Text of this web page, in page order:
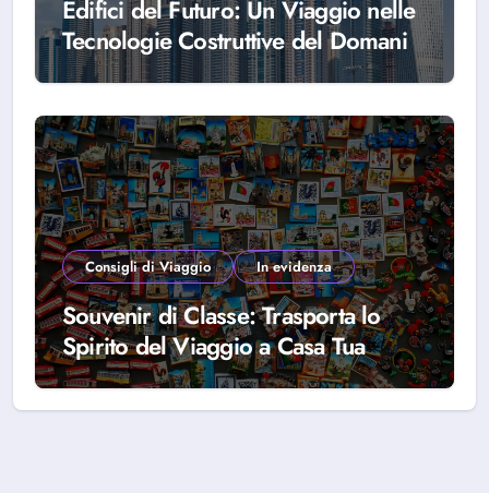
Edifici del Futuro: Un Viaggio nelle
Tecnologie Costruttive del Domani
Consigli di Viaggio In evidenza
Souvenir di Classe: Trasporta lo
Spirito del Viaggio a Casa Tua